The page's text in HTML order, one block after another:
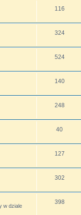
116
324
524
140
248
40
127
302
w dziale
398